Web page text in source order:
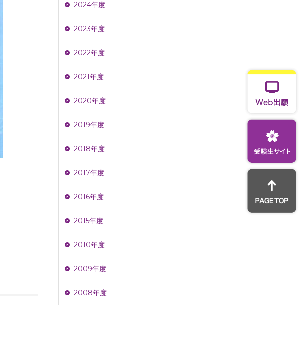
2024年度
2023年度
2022年度
2021年度
2020年度
2019年度
2018年度
2017年度
2016年度
2015年度
2010年度
2009年度
2008年度